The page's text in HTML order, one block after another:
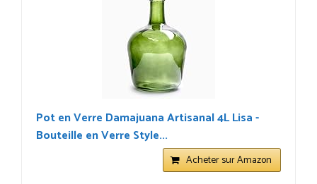
Pot en Verre Damajuana Artisanal 4L Lisa -
Bouteille en Verre Style...
Acheter sur Amazon